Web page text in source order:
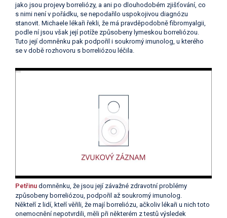
jako jsou projevy borreliózy, a ani po dlouhodobém zjišťování, co
s nimi není v pořádku, se nepodařilo uspokojivou diagnózu
stanovit. Michaele lékaři řekli, že má pravděpodobně fibromyalgii,
podle ní jsou však její potíže způsobeny lymeskou borreliózou.
Tuto její domněnku pak podpořil i soukromý imunolog, u kterého
se v době rozhovoru s borreliózou léčila.
Petřinu domněnku, že jsou její závažné zdravotní problémy
způsobeny borreliózou, podpořil až soukromý imunolog.
Někteří z lidí, kteří věřili, že mají borreliózu, ačkoliv lékaři u nich toto
onemocnění nepotvrdili, měli při některém z testů výsledek